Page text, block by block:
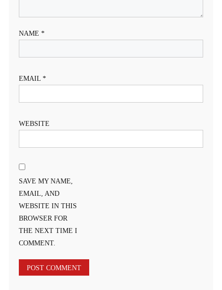
NAME *
EMAIL *
WEBSITE
SAVE MY NAME,
EMAIL, AND
WEBSITE IN THIS
BROWSER FOR
THE NEXT TIME I
COMMENT.